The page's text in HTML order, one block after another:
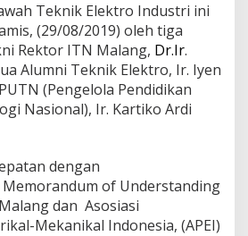
Teknik Elektro Industri ini
(29/08/2019) oleh tiga
Rektor ITN Malang, Dr.Ir.
Alumni Teknik Elektro, Ir. Iyen
(Pengelola Pendidikan
Nasional), Ir. Kartiko Ardi
dengan
of Understanding
dan Asosiasi
Mekanikal Indonesia, (APEI)